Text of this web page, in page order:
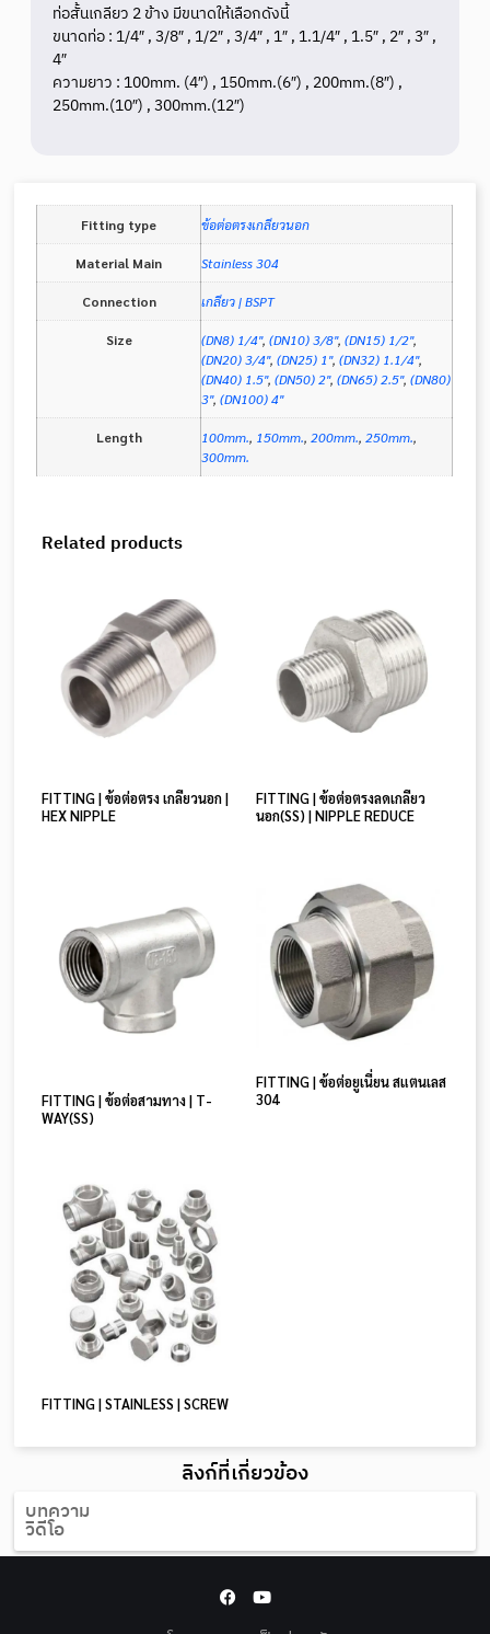
ท่อสั้นเกลียว 2 ข้าง มีขนาดให้เลือกดังนี้
ขนาดท่อ : 1/4″ , 3/8″ , 1/2″ , 3/4″ , 1″ , 1.1/4″ , 1.5″ , 2″ , 3″ ,
4″
ความยาว : 100mm. (4″) , 150mm.(6″) , 200mm.(8″) ,
250mm.(10″) , 300mm.(12″)
Fitting type ข้อต่อตรงเกลียวนอก
Material Main Stainless 304
Connection เกลียว | BSPT
Size (DN8) 1/4",(DN10) 3/8",(DN15) 1/2",
(DN20) 3/4",(DN25) 1",(DN32) 1.1/4",
(DN40) 1.5",(DN50) 2",(DN65) 2.5",(DN80)
3",(DN100) 4"
Length 100mm., 150mm., 200mm., 250mm.,
300mm.
Related products
FITTING | ข้อต่อตรง เกลียวนอก |
HEX NIPPLE
FITTING | ข้อต่อตรงลดเกลียว
นอก(SS) | NIPPLE REDUCE
FITTING | ข้อต่อสามทาง | T-
WAY(SS)
FITTING | ข้อต่อยูเนี่ยน สแตนเลส
304
FITTING | STAINLESS | SCREW
ลิงก์ที่เกี่ยวข้อง
บทความ
วิดีโอ